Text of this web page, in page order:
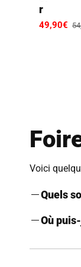
r
Prix
49,90€
Voici
Quels
La
le volume
Où